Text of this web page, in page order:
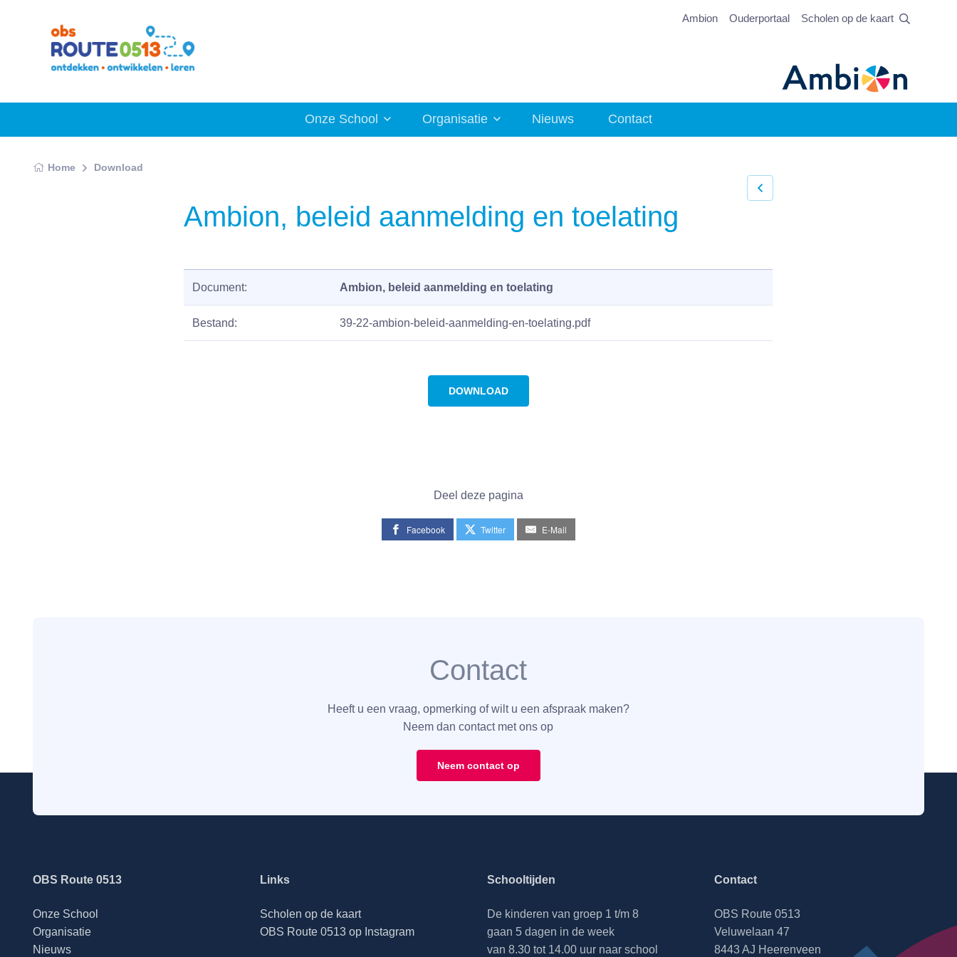
Ambion Ouderportaal Scholen op de kaart
Onze School Organisatie Nieuws Contact
Home Download
Ambion, beleid aanmelding en toelating
Document: Ambion, beleid aanmelding en toelating
Bestand: 39-22-ambion-beleid-aanmelding-en-toelating.pdf
DOWNLOAD
Deel deze pagina
Facebook Twitter E-Mail
Contact
Heeft u een vraag, opmerking of wilt u een afspraak maken?
Neem dan contact met ons op
Neem contact op
OBS Route 0513
Onze School
Organisatie
Nieuws
Links
Scholen op de kaart
OBS Route 0513 op Instagram
Schooltijden
De kinderen van groep 1 t/m 8
gaan 5 dagen in de week
van 8.30 tot 14.00 uur naar school
Contact
OBS Route 0513
Veluwelaan 47
8443 AJ Heerenveen